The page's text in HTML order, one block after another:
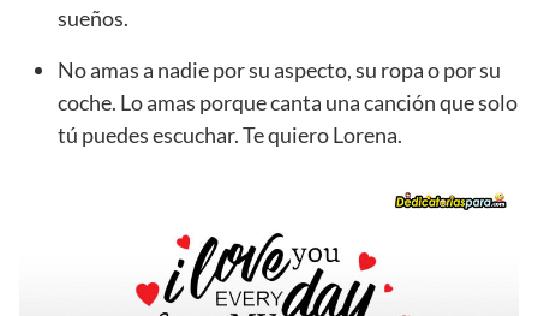
sueños.
No amas a nadie por su aspecto, su ropa o por su
coche. Lo amas porque canta una canción que solo
tú puedes escuchar. Te quiero Lorena.